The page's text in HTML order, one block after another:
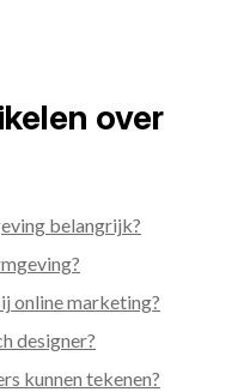
over
belangrijk?
online marketing?
designer?
kunnen tekenen?